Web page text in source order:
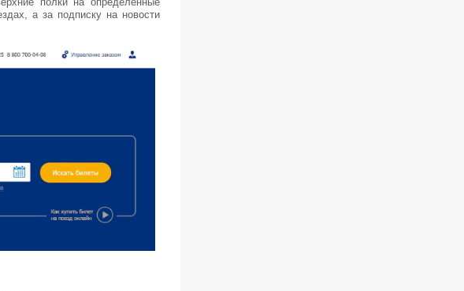
а за подписку на новости